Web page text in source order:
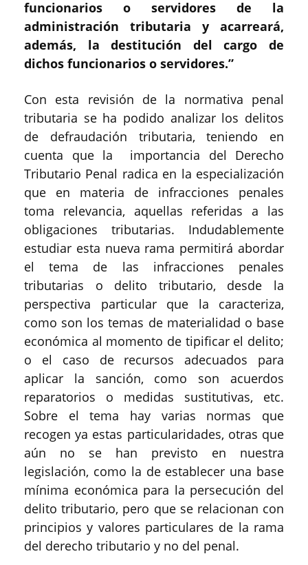
funcionarios o servidores de la
administración tributaria y acarreará,
además, la destitución del cargo de
dichos funcionarios o servidores.”
Con esta revisión de la normativa penal
tributaria se ha podido analizar los delitos
de defraudación tributaria, teniendo en
cuenta que la importancia del Derecho
Tributario Penal radica en la especialización
que en materia de infracciones penales
toma relevancia, aquellas referidas a las
obligaciones tributarias. Indudablemente
estudiar esta nueva rama permitirá abordar
el tema de las infracciones penales
tributarias o delito tributario, desde la
perspectiva particular que la caracteriza,
como son los temas de materialidad o base
económica al momento de tipificar el delito;
o el caso de recursos adecuados para
aplicar la sanción, como son acuerdos
reparatorios o medidas sustitutivas, etc.
Sobre el tema hay varias normas que
recogen ya estas particularidades, otras que
aún no se han previsto en nuestra
legislación, como la de establecer una base
mínima económica para la persecución del
delito tributario, pero que se relacionan con
principios y valores particulares de la rama
del derecho tributario y no del penal.